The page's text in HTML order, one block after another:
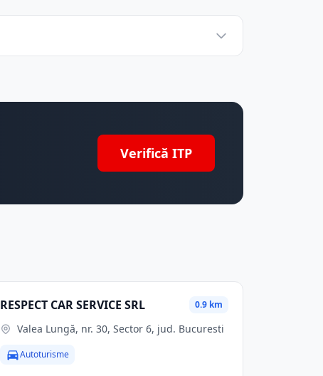
Verifică ITP
RESPECT CAR SERVICE SRL 0.9 km
Valea Lungă, nr. 30, Sector 6, jud. Bucuresti
Autoturisme